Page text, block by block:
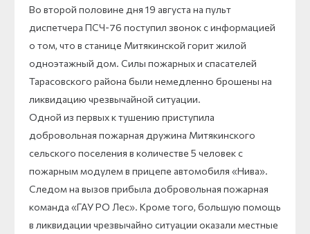
Во второй половине дня 19 августа на пульт
диспетчера ПСЧ-76 поступил звонок с информацией
о том, что в станице Митякинской горит жилой
одноэтажный дом. Силы пожарных и спасателей
Тарасовского района были немедленно брошены на
ликвидацию чрезвычайной ситуации.
Одной из первых к тушению приступила
добровольная пожарная дружина Митякинского
сельского поселения в количестве 5 человек с
пожарным модулем в прицепе автомобиля «Нива».
Следом на вызов прибыла добровольная пожарная
команда «ГАУ РО Лес». Кроме того, большую помощь
в ликвидации чрезвычайно ситуации оказали местные